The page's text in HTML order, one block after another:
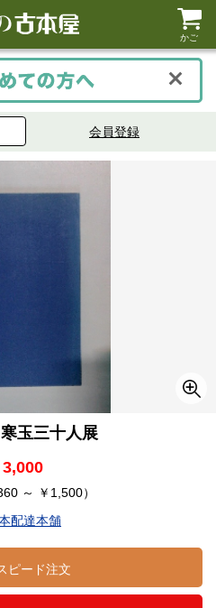
かご
会員登録
玉三十人展
3,000
～ ￥1,500）
配達本舗
ピード注文